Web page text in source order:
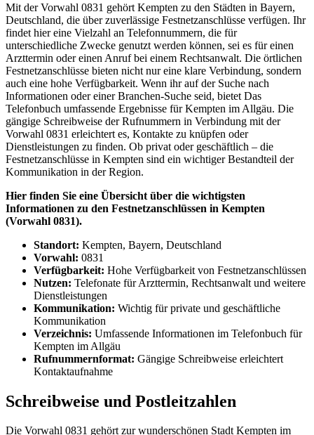
Mit der Vorwahl 0831 gehört Kempten zu den Städten in Bayern,
Deutschland, die über zuverlässige Festnetzanschlüsse verfügen. Ihr
findet hier eine Vielzahl an Telefonnummern, die für
unterschiedliche Zwecke genutzt werden können, sei es für einen
Arzttermin oder einen Anruf bei einem Rechtsanwalt. Die örtlichen
Festnetzanschlüsse bieten nicht nur eine klare Verbindung, sondern
auch eine hohe Verfügbarkeit. Wenn ihr auf der Suche nach
Informationen oder einer Branchen-Suche seid, bietet Das
Telefonbuch umfassende Ergebnisse für Kempten im Allgäu. Die
gängige Schreibweise der Rufnummern in Verbindung mit der
Vorwahl 0831 erleichtert es, Kontakte zu knüpfen oder
Dienstleistungen zu finden. Ob privat oder geschäftlich – die
Festnetzanschlüsse in Kempten sind ein wichtiger Bestandteil der
Kommunikation in der Region.
Hier finden Sie eine Übersicht über die wichtigsten
Informationen zu den Festnetzanschlüssen in Kempten
(Vorwahl 0831).
Standort: Kempten, Bayern, Deutschland
Vorwahl: 0831
Verfügbarkeit: Hohe Verfügbarkeit von Festnetzanschlüssen
Nutzen: Telefonate für Arzttermin, Rechtsanwalt und weitere
Dienstleistungen
Kommunikation: Wichtig für private und geschäftliche
Kommunikation
Verzeichnis: Umfassende Informationen im Telefonbuch für
Kempten im Allgäu
Rufnummernformat: Gängige Schreibweise erleichtert
Kontaktaufnahme
Schreibweise und Postleitzahlen
Die Vorwahl 0831 gehört zur wunderschönen Stadt Kempten im